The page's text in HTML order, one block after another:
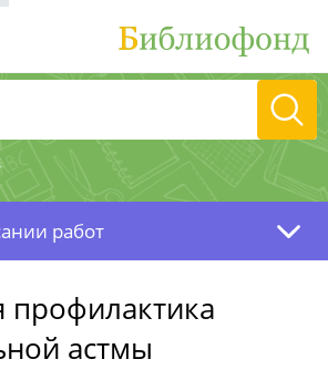
работ
профилактика
астмы